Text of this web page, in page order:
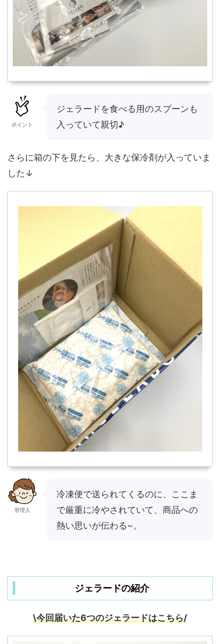
ポイント
ジェラードを食べる用のスプーンも
入っていて親切♪
さらに箱の下を見たら、大きな保冷剤が入っていま
した↓
管理人
冷凍便で送られてくるのに、ここま
で厳重に冷やされていて、商品への
熱い思いが伝わる~。
ジェラードの紹介
\今回届いた6つのジェラードはこちら/